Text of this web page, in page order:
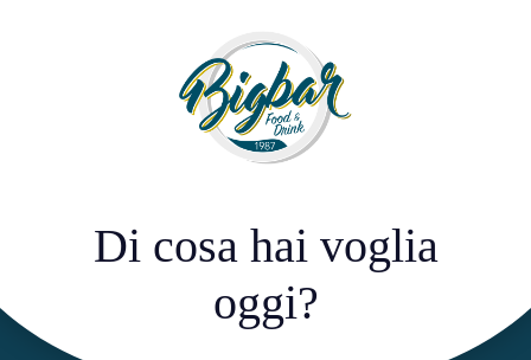
Di cosa hai voglia
oggi?